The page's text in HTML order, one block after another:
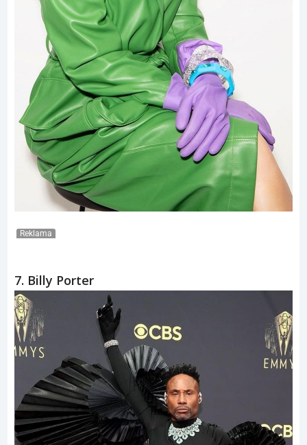
Reklama
7. Billy Porter